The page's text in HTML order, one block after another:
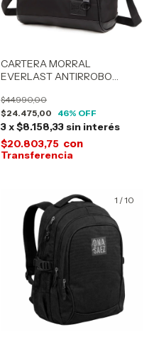
CARTERA MORRAL
EVERLAST ANTIRROBO
$24.475,00
$44.990,00
46% OFF
3x$8.158,33 sin interés
$20.803,75 con
1 /10